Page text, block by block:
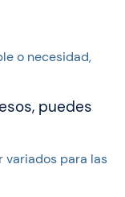
o necesidad,
puedes
variados para las